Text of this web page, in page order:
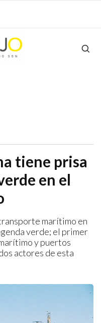
tiene prisa
en el
marítimo en
verde; el primer
y puertos
actores de esta